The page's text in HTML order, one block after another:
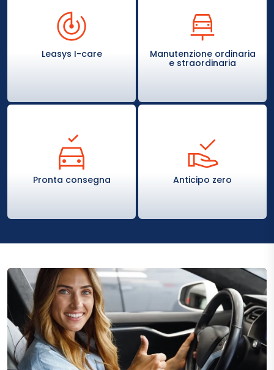
Leasys I-care Manutenzione ordinaria
e straordinaria
Pronta consegna Anticipo zero